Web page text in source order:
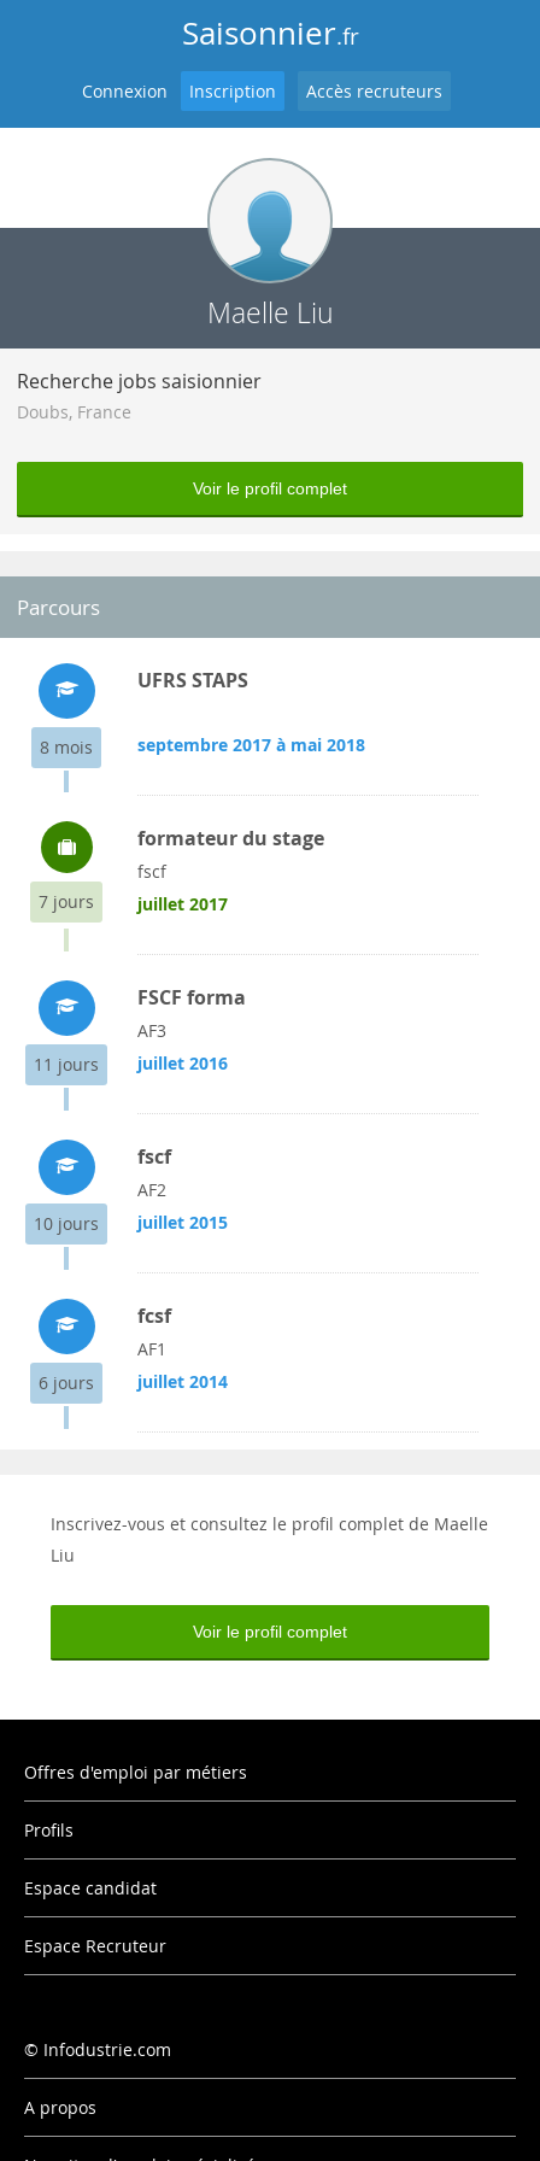
Saisonnier.fr
Connexion Inscription Accès recruteurs
Maelle Liu
Recherche jobs saisionnier
Doubs, France
Voir le profil complet
Parcours
8 mois
UFRS STAPS
septembre 2017 à mai 2018
7 jours
formateur du stage
fscf
juillet 2017
11 jours
FSCF forma
AF3
juillet 2016
10 jours
fscf
AF2
juillet 2015
6 jours
fcsf
AF1
juillet 2014
Inscrivez-vous et consultez le profil complet de Maelle
Liu
Voir le profil complet
Offres d'emploi par métiers
Profils
Espace candidat
Espace Recruteur
Infodustrie.com
A propos